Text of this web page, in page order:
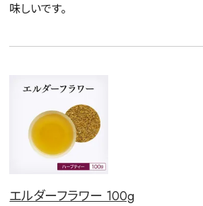
味しいです。
エルダーフラワー 100g